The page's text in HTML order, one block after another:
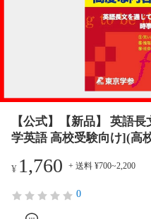
【公式】【新品】 英語
学英語 高校受験向け](高
¥ 1,760 + 送料 ¥700~2,200
0